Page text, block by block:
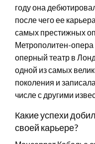
году она
после чего ее
самых престижных
Метрополитен-
оперный театр в
одной из самых
поколения и
числе с другими
Какие успехи
своей карьере?